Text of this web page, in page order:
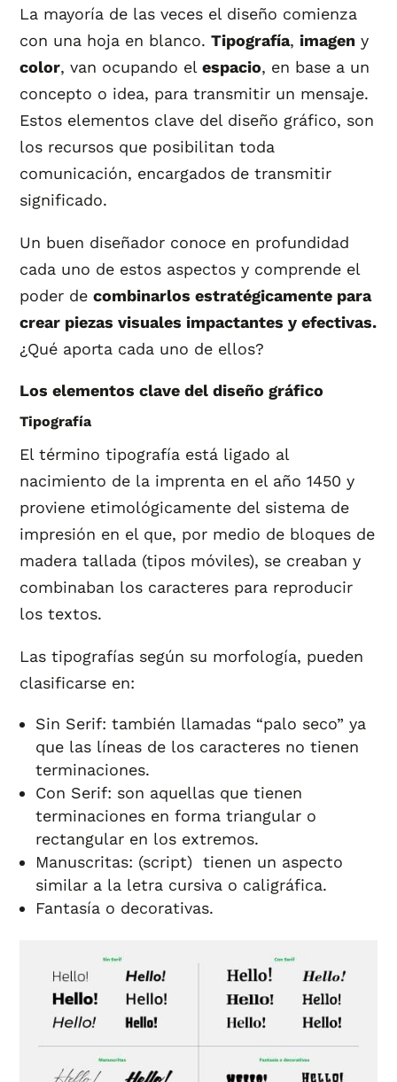
La mayoría de las veces el diseño comienza
con una hoja en blanco.Tipografía,imagen y
color, van ocupando elespacio, en base a un
concepto o idea, para transmitir un mensaje.
Estos elementos clave del diseño gráfico, son
los recursos que posibilitan toda
comunicación, encargados de transmitir
significado.
Un buen diseñador conoce en profundidad
cada uno de estos aspectos y comprende el
poder decombinarlos estratégicamente para
crear piezas visuales impactantes y efectivas.
¿Qué aporta cada uno de ellos?
Los elementos clave del diseño gráfico
Tipografía
El término tipografía está ligado al
nacimiento de la imprenta en el año 1450 y
proviene etimológicamente del sistema de
impresión en el que, por medio de bloques de
madera tallada (tipos móviles), se creaban y
combinaban los caracteres para reproducir
los textos.
Las tipografías según su morfología, pueden
clasificarse en:
Sin Serif: también llamadas “palo seco” ya
que las líneas de los caracteres no tienen
terminaciones.
Con Serif: son aquellas que tienen
terminaciones en forma triangular o
rectangular en los extremos.
Manuscritas: (script) tienen un aspecto
similar a la letra cursiva o caligráfica.
Fantasía o decorativas.